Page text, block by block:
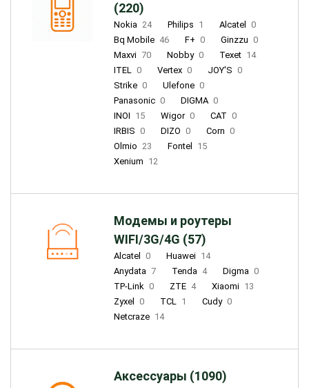
(220)
Nokia 24 Philips 1 Alcatel
0
Bq Mobile 46 F+ 0 Ginzzu 0
Maxvi 70 Nobby 0 Texet 14
ITEL 0 Vertex 0 JOY'S 0
Strike 0 Ulefone 0
Panasonic 0 DIGMA 0
INOI 15 Wigor 0 CAT 0
IRBIS 0 DIZO 0 Corn 0
Olmio 23 Fontel
15
Xenium 12
Модемы и роутеры
WIFI/3G/4G (57)
Alcatel 0 Huawei 14
Anydata 7 Tenda 4 Digma 0
TP-Link 0 ZTE 4 Xiaomi 13
Zyxel
0 TCL 1 Cudy 0
Netcraze 14
Аксессуары (1090)